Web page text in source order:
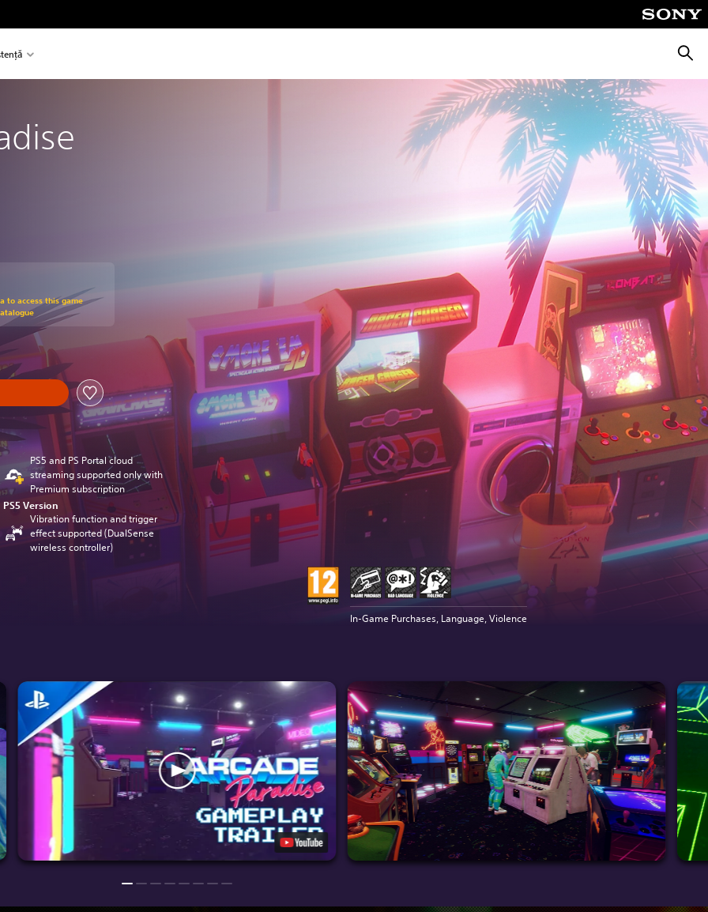
original price of 89.90 RON
to access this game
PS5 and PS Portal cloud
streaming supported only with
Premium subscription
PS5 Version
Vibration function and trigger
effect supported (DualSense
wireless controller)
In-Game Purchases, Language, Violence